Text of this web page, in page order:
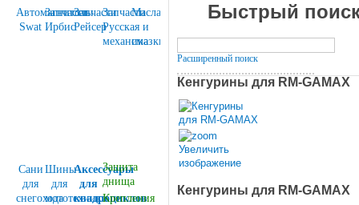
Автомагнитолы
Swat
Запчасти
Ирбис
Запчасти
Рейсер
Запчасти
Русская
механика
Масла
и
смазки
Сани
для
снегохода
Шины
для
мототехники
Аксессуары
для
квадроциклов
Защита
днища
Крепления
Быстрый
Расширенный поиск
Кенгурины для RM-GAMAX
Увеличить
изображение
Кенгурины для RM-GAMAX